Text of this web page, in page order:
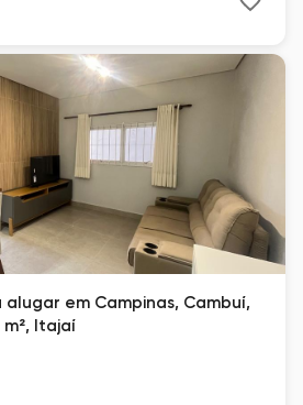
em Campinas, Cambuí,
m², Itajaí